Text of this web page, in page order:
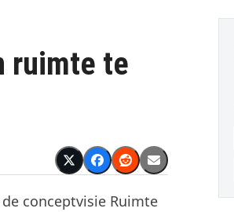
ruimte te
conceptvisie Ruimte